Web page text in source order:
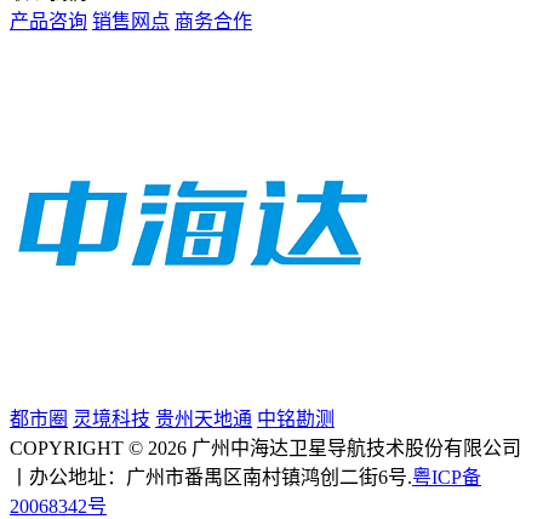
产品咨询 销售网点 商务合作
都市圈 灵境科技 贵州天地通 中铭勘测
COPYRIGHT © 2026 广州中海达卫星导航技术股份有限公司
丨办公地址：广州市番禺区南村镇鸿创二街6号.粤ICP备
20068342号